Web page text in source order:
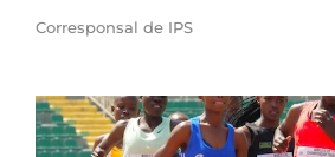
Corresponsal de IPS